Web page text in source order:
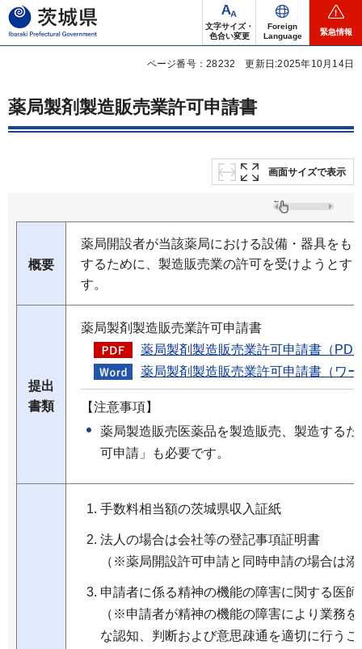
茨城県
文字サイズ・
色合い変更
Foreign
Language
緊急情報
ページ番号：28232 更新日:2025年10月14日
薬局製剤製造販売業許可申請書
画面サイズで表示
概要
薬局開設者が当該薬局における設備・器具をも
するために、製造販売業の許可を受けようとす
す。
提出
書類
薬局製剤製造販売業許可申請書
薬局製剤製造販売業許可申請書（
薬局製剤製造販売業許可申請書（ワ
【注意事項】
薬局製造販売医薬品を製造販売、製造する
可申請」も必要です。
手数料相当額の茨城県収入証紙
法人の場合は会社等の登記事項証明書
（※薬局開設許可申請と同時申請の場合は
申請者に係る精神の機能の障害に関する医
（※申請者が精神の機能の障害により業務
な認知、判断および意思疎通を適切に行う